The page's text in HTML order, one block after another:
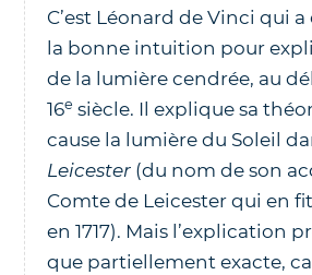
C’est Léonard de Vinci qui
la bonne intuition pour
de la lumière cendrée, au
16e siècle. Il explique sa
cause la lumière du Soleil
Leicester (du nom de son
Comte de Leicester qui en
en 1717). Mais l’explication
que partiellement exacte,